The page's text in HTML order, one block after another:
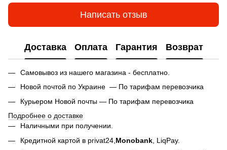
Написать отзыв
Доставка Оплата Гарантия Возврат
Самовывоз из нашего магазина - бесплатно.
Новой почтой по Украине — По тарифам перевозчика
Курьером Новой почты — По тарифам перевозчика
Подробнее о доставке
Наличными при получении.
Кредитной картой в privat24, Monobank LiqPay.